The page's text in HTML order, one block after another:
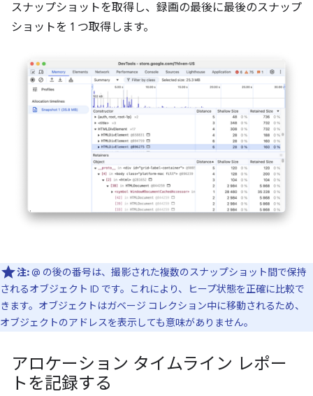
スナップショットを取得し、録画の最後に最後のスナップ
ショットを 1 つ取得します。
注:@ の後の番号は、撮影された複数のスナップショット間で保持
されるオブジェクト ID です。これにより、ヒープ状態を正確に比較で
きます。オブジェクトはガベージ コレクション中に移動されるため、
オブジェクトのアドレスを表示しても意味がありません。
アロケーション タイムライン レポー
トを記録する